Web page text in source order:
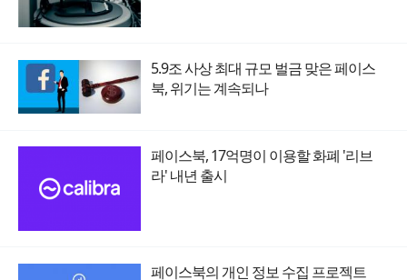
5.9조 사상 최대 규모 벌금 맞은 페이스
북, 위기는 계속되나
페이스북, 17억명이 이용할 화폐 '리브
라' 내년 출시
페이스북의 개인 정보 수집 프로젝트